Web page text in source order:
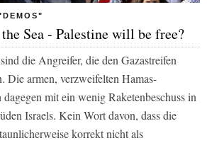
Sea - Palestine will be free?
die Angreifer, die den Gazastreifen
Die armen, verzweifelten Hamas-
mit ein wenig Raketenbeschuss in
Israels. Kein Wort davon, dass die
korrekt nicht als